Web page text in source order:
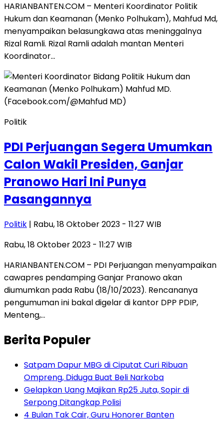
HARIANBANTEN.COM – Menteri Koordinator Politik
Hukum dan Keamanan (Menko Polhukam), Mahfud Md,
menyampaikan belasungkawa atas meninggalnya
Rizal Ramli. Rizal Ramli adalah mantan Menteri
Koordinator…
Politik
PDI Perjuangan Segera Umumkan
Calon Wakil Presiden, Ganjar
Pranowo Hari Ini Punya
Pasangannya
Politik | Rabu, 18 Oktober 2023 - 11:27 WIB
Rabu, 18 Oktober 2023 - 11:27 WIB
HARIANBANTEN.COM – PDI Perjuangan menyampaikan
cawapres pendamping Ganjar Pranowo akan
diumumkan pada Rabu (18/10/2023). Rencananya
pengumuman ini bakal digelar di kantor DPP PDIP,
Menteng,…
Berita Populer
Satpam Dapur MBG di Ciputat Curi Ribuan
Ompreng, Diduga Buat Beli Narkoba
Gelapkan Uang Majikan Rp25 Juta, Sopir di
Serpong Ditangkap Polisi
4 Bulan Tak Cair, Guru Honorer Banten